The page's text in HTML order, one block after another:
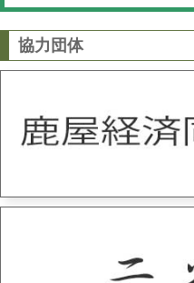
協力団体